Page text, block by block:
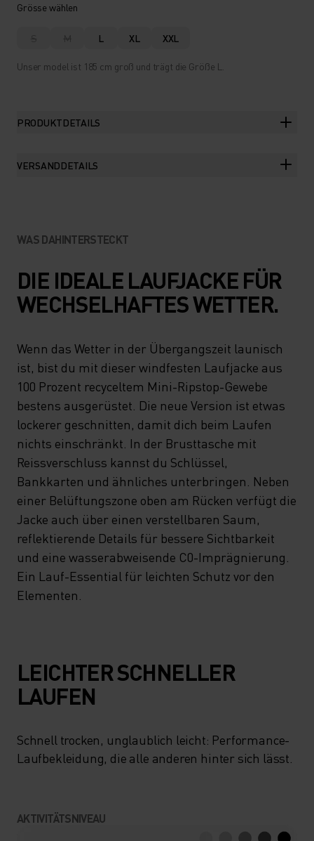
Grösse wählen
S M L XL XXL
Unser model ist 185 cm groß und trägt die Größe L.
PRODUKTDETAILS
VERSANDDETAILS
WAS DAHINTERSTECKT
DIE IDEALE LAUFJACKE FÜR
WECHSELHAFTES WETTER.
Wenn das Wetter in der Übergangszeit launisch
ist, bist du mit dieser windfesten Laufjacke aus
100 Prozent recyceltem Mini-Ripstop-Gewebe
bestens ausgerüstet. Die neue Version ist etwas
lockerer geschnitten, damit dich beim Laufen
nichts einschränkt. In der Brusttasche mit
Reissverschluss kannst du Schlüssel,
Bankkarten und ähnliches unterbringen. Neben
einer Belüftungszone oben am Rücken verfügt die
Jacke auch über einen verstellbaren Saum,
reflektierende Details für bessere Sichtbarkeit
und eine wasserabweisende C0-Imprägnierung.
Ein Lauf-Essential für leichten Schutz vor den
Elementen.
LEICHTER SCHNELLER
LAUFEN
Schnell trocken, unglaublich leicht: Performance-
Laufbekleidung, die alle anderen hinter sich lässt.
AKTIVITÄTSNIVEAU